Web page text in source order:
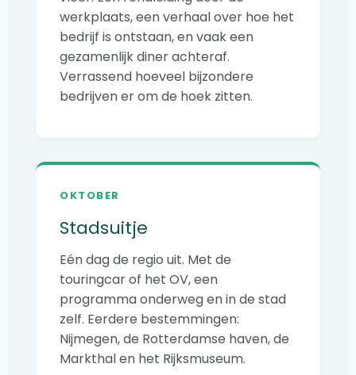
werkplaats, een verhaal over hoe het
bedrijf is ontstaan, en vaak een
gezamenlijk diner achteraf.
Verrassend hoeveel bijzondere
bedrijven er om de hoek zitten.
OKTOBER
Stadsuitje
Eén dag de regio uit. Met de
touringcar of het OV, een
programma onderweg en in de stad
zelf. Eerdere bestemmingen:
Nijmegen, de Rotterdamse haven, de
Markthal en het Rijksmuseum.